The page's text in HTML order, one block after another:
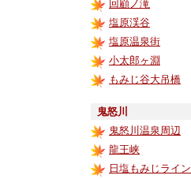
回顧ノ滝
塩原渓谷
塩原温泉街
小太郎ヶ淵
もみじ谷大吊橋
鬼怒川
鬼怒川温泉周辺
龍王峡
日塩もみじライン